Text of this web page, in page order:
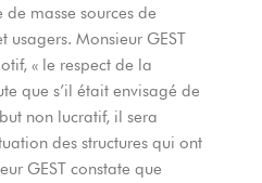
masse sources de
usagers. Monsieur GEST
« le respect de la
que s’il était envisagé de
non lucratif, il sera
des structures qui ont
GEST constate que